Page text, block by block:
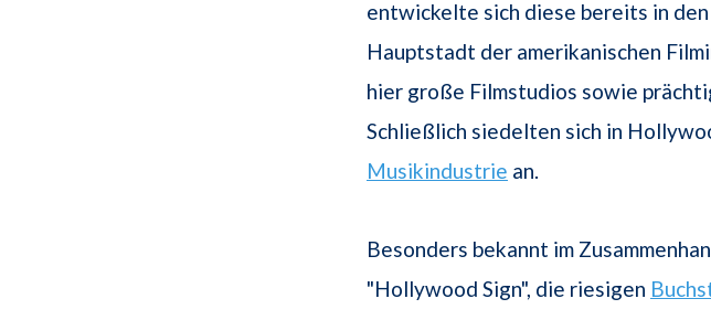
entwickelte sich diese bereits in
Hauptstadt der amerikanischen
hier große Filmstudios sowie
Schließlich siedelten sich in
Musikindustrie an.
Besonders bekannt im
"Hollywood Sign", die riesigen